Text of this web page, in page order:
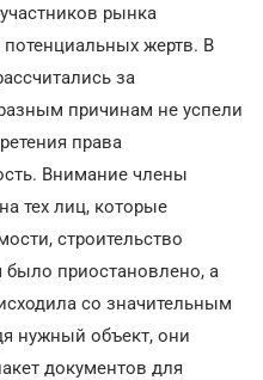
рынка
жертв. В
за
причинам не успели
права
Внимание члены
тех лиц, которые
строительство
приостановлено, а
со значительным
нужный объект, они
документов для